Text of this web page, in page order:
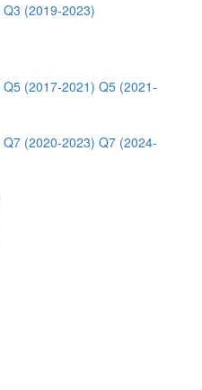
Q3 (2019-2023)
Q5 (2017-2021) Q5 (2021-
Q7 (2020-2023) Q7 (2024-